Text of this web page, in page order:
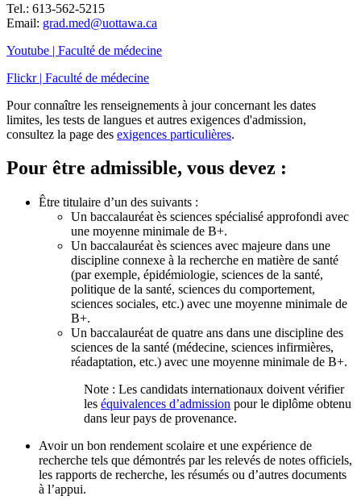
Tel.: 613-562-5215
Email: grad.med@uottawa.ca
Youtube | Faculté de médecine
Flickr | Faculté de médecine
Pour connaître les renseignements à jour concernant les dates
limites, les tests de langues et autres exigences d'admission,
consultez la page des exigences particulières.
Pour être admissible, vous devez :
Être titulaire d’un des suivants :
Un baccalauréat ès sciences spécialisé approfondi avec
une moyenne minimale de B+.
Un baccalauréat ès sciences avec majeure dans une
discipline connexe à la recherche en matière de santé
(par exemple, épidémiologie, sciences de la santé,
politique de la santé, sciences du comportement,
sciences sociales, etc.) avec une moyenne minimale de
B+.
Un baccalauréat de quatre ans dans une discipline des
sciences de la santé (médecine, sciences infirmières,
réadaptation, etc.) avec une moyenne minimale de B+.
Note : Les candidats internationaux doivent vérifier
les équivalences d’admission pour le diplôme obtenu
dans leur pays de provenance.
Avoir un bon rendement scolaire et une expérience de
recherche tels que démontrés par les relevés de notes officiels,
les rapports de recherche, les résumés ou d’autres documents
à l’appui.